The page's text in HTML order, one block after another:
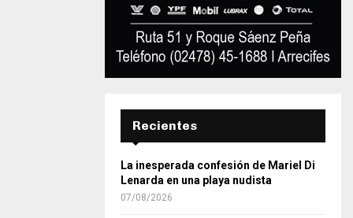
Recientes
La inesperada confesión de Mariel Di
Lenarda en una playa nudista
07/08/2026